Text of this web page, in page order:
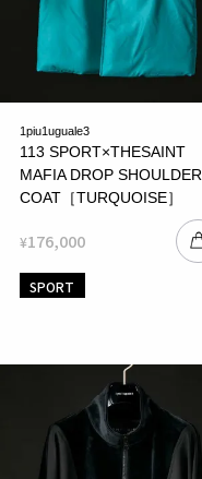
1piu1uguale3
113 SPORT×THESAINT
MAFIA DROP SHOULDER
COAT［TURQUOISE］
¥176,000
SPORT